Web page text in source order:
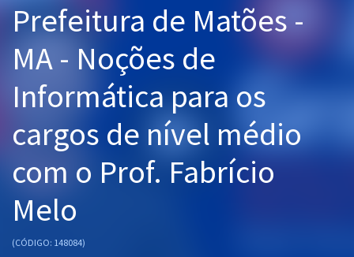
Cursos 20% OFF
Pós
Graduação
OAB
Questões grátis
Prefeitura de Matões -
MA - Noções de
Informática para os
cargos de nível médio
com o Prof. Fabrício
Melo
(CÓDIGO: 148084)